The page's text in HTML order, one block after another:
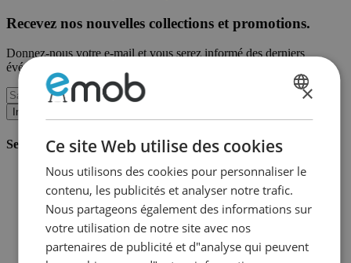
Recevez nos nouvelles collections et promotions.
Donnez-nous votre e-mail et vous serez informé des derniers
événements sur une base mensuelle.
Inscription
Service client
Commander chez Emob
Modalités de paiement
Livraison et expédition
Service et garantie
Annuler ou retourner
Réclamations
Astuces de montage
×
Ce site Web utilise des cookies
Nous utilisons des cookies pour personnaliser le
contenu, les publicités et analyser notre trafic.
Nous partageons également des informations sur
votre utilisation de notre site avec nos
partenaires de publicité et d"analyse qui peuvent